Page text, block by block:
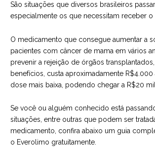
São situações que diversos brasileiros
especialmente os que necessitam receber o
O medicamento que consegue aumentar a
pacientes com câncer de mama em vários
prevenir a rejeição de órgãos
benefícios, custa aproximadamente R$4.000
dose mais baixa, podendo chegar a R$20 mil.
Se você ou alguém conhecido está
situações, entre outras que podem ser
medicamento, confira abaixo um guia
o Everolimo gratuitamente.